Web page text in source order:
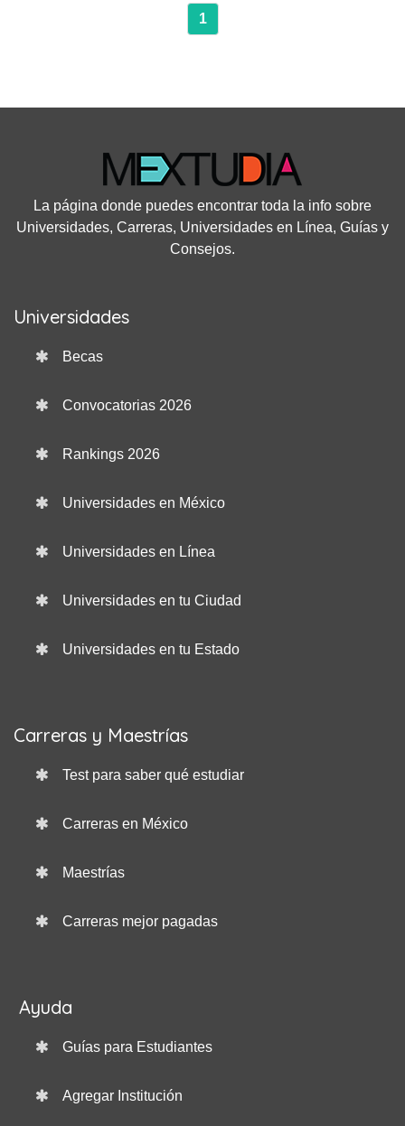
1
La página donde puedes encontrar toda la info sobre
Universidades, Carreras, Universidades en Línea, Guías y
Consejos.
Universidades
Becas
Convocatorias 2026
Rankings 2026
Universidades en México
Universidades en Línea
Universidades en tu Ciudad
Universidades en tu Estado
Carreras y Maestrías
Test para saber qué estudiar
Carreras en México
Maestrías
Carreras mejor pagadas
Ayuda
Guías para Estudiantes
Agregar Institución